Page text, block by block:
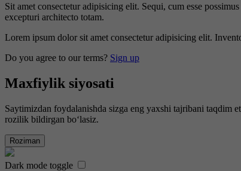
Sit amet consectetur adipisicing elit. Sequi, cum esse
excepturi architecto totam.
Lorem ipsum dolor sit amet consectetur adipisicing elit.
Do you agree to our terms? Sign up
Maxfiylik siyosati
Saytimizdan foydalanishda sizga eng yaxshi tajribani taqdim
rozilik bildirgan bo‘lasiz.
Roziman
Dark mode toggle